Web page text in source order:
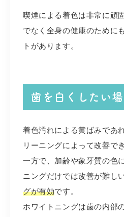
喫煙による着色は非常に頑
でなく全身の健康のために
トがあります。
歯を白くしたい場
着色汚れによる黄ばみであ
リーニングによって改善で
一方で、加齢や象牙質の色
ニングだけでは改善が難し
グが有効です。
ホワイトニングは歯の内部